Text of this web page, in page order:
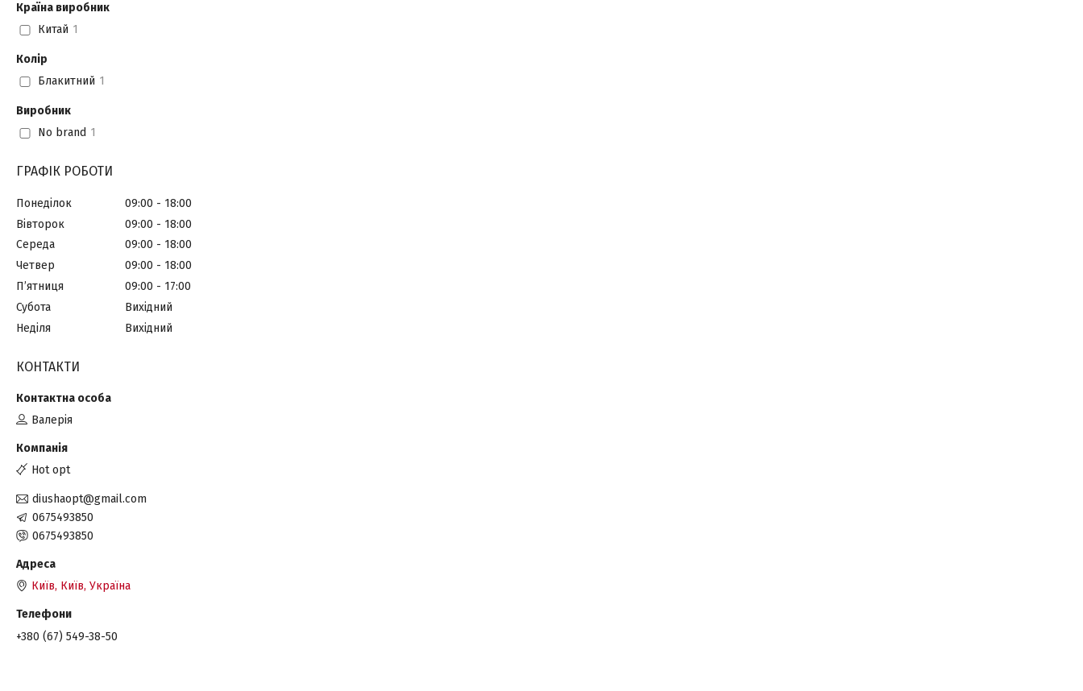
Країна виробник
Китай 1
Колір
Блакитний 1
Виробник
No brand 1
ГРАФІК РОБОТИ
Понеділок 09:00
18:00
Вівторок
09:00
18:00
Середа
09:00
18:00
Четвер
09:00
18:00
Пʼятниця
09:00
17:00
Субота
Вихідний
Неділя
Вихідний
КОНТАКТИ
Валерія
Hot opt
diushaopt@gmail.com
0675493850
0675493850
Київ, Київ, Україна
+380 (67) 549-38-50